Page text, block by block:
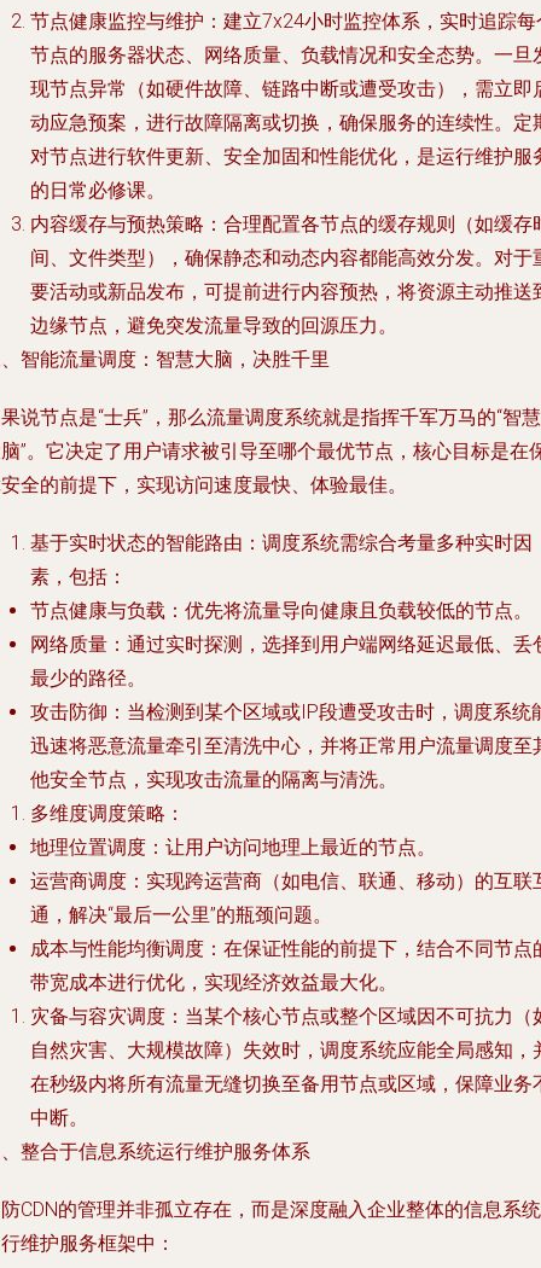
节点健康监控与维护 ：建立7x24小时监控体系，实时追踪每
节点的服务器状态、网络质量、负载情况和安全态势。一旦
现节点异常（如硬件故障、链路中断或遭受攻击），需立即
动应急预案，进行故障隔离或切换，确保服务的连续性。定
对节点进行软件更新、安全加固和性能优化，是运行维护服
的日常必修课。
内容缓存与预热策略 ：合理配置各节点的缓存规则（如缓存
间、文件类型），确保静态和动态内容都能高效分发。对于
要活动或新品发布，可提前进行内容预热，将资源主动推送
边缘节点，避免突发流量导致的回源压力。
智能流量调度：智慧大脑，决胜千里
说节点是“士兵”，那么流量调度系统就是指挥千军万马的“智慧
”。它决定了用户请求被引导至哪个最优节点，核心目标是在
全的前提下，实现访问速度最快、体验最佳。
基于实时状态的智能路由 ：调度系统需综合考量多种实时因
素，包括：
节点健康与负载 ：优先将流量导向健康且负载较低的节点。
网络质量 ：通过实时探测，选择到用户端网络延迟最低、丢
最少的路径。
攻击防御 ：当检测到某个区域或IP段遭受攻击时，调度系统
迅速将恶意流量牵引至清洗中心，并将正常用户流量调度至
他安全节点，实现攻击流量的隔离与清洗。
多维度调度策略 ：
地理位置调度 ：让用户访问地理上最近的节点。
运营商调度 ：实现跨运营商（如电信、联通、移动）的互联
通，解决“最后一公里”的瓶颈问题。
成本与性能均衡调度 ：在保证性能的前提下，结合不同节点
带宽成本进行优化，实现经济效益最大化。
灾备与容灾调度 ：当某个核心节点或整个区域因不可抗力（
自然灾害、大规模故障）失效时，调度系统应能全局感知，
在秒级内将所有流量无缝切换至备用节点或区域，保障业务
中断。
整合于信息系统运行维护服务体系
CDN的管理并非孤立存在，而是深度融入企业整体的信息系统
维护服务框架中：